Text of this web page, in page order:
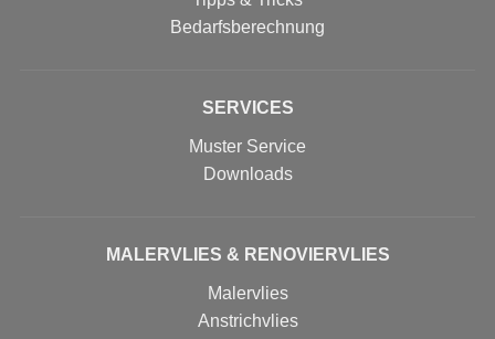
Bedarfsberechnung
SERVICES
Muster Service
Downloads
MALERVLIES & RENOVIERVLIES
Malervlies
Anstrichvlies